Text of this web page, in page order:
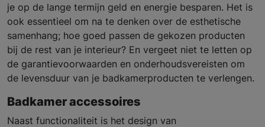
je op de lange termijn geld en energie besparen. Het is
ook essentieel om na te denken over de esthetische
samenhang; hoe goed passen de gekozen producten
bij de rest van je interieur? En vergeet niet te letten op
de garantievoorwaarden en onderhoudsvereisten om
de levensduur van je badkamerproducten te verlengen.
Badkamer accessoires
Naast functionaliteit is het design van